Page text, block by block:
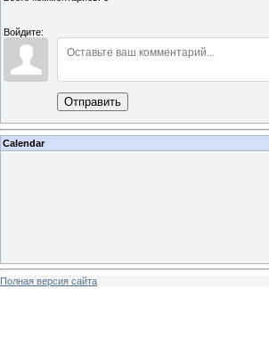
Войдите:
Отправить
Calendar
Полная версия сайта